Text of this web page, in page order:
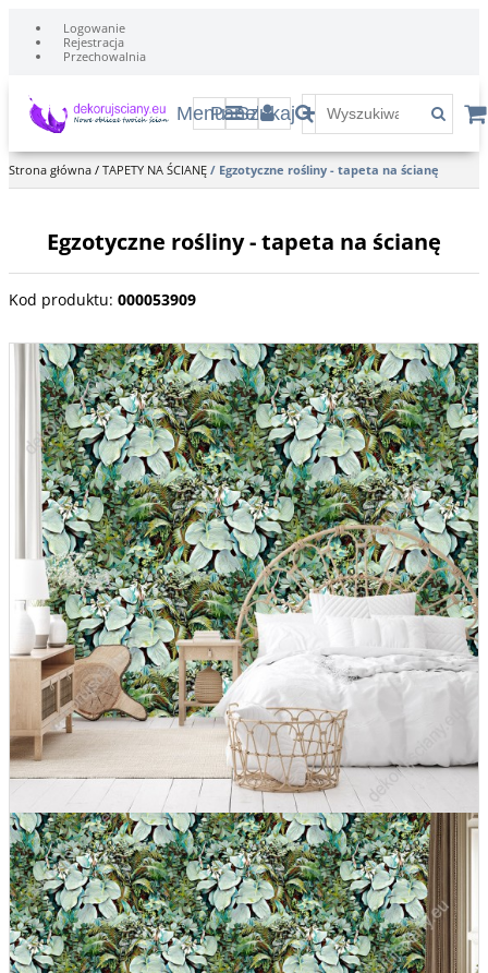
Logowanie
Rejestracja
Przechowalnia
MenuPanelSzukaj
Strona główna / TAPETY NA ŚCIANĘ / Egzotyczne rośliny - tapeta na ścianę
Egzotyczne rośliny - tapeta na ścianę
Kod produktu: 000053909